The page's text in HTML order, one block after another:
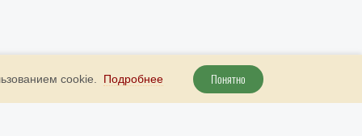
cookie. Подробнее Понятно